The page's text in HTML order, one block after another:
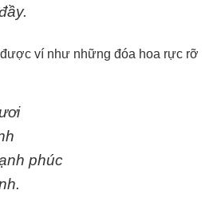
ví như những đóa hoa rực rỡ
phúc